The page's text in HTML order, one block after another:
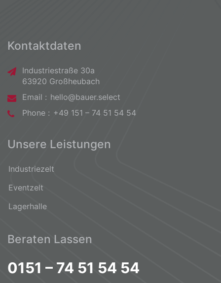
Kontaktdaten
Industriestraße 30a
63920 Großheubach
Email : hello@bauer.select
Phone : +49 151 – 74 51 54 54
Unsere Leistungen
Industriezelt
Eventzelt
Lagerhalle
Beraten Lassen
0151 – 74 51 54 54